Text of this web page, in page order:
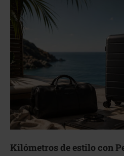
Aerie, texturas que fluyen